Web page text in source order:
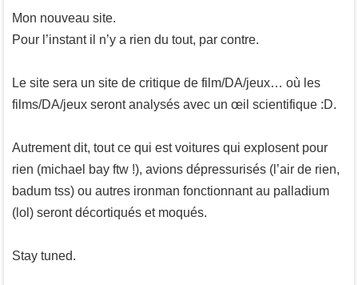
Mon nouveau site.
Pour l’instant il n’y a rien du tout, par contre.
Le site sera un site de critique de film/DA/jeux… où les
films/DA/jeux seront analysés avec un œil scientifique :D.
Autrement dit, tout ce qui est voitures qui explosent pour
rien (michael bay ftw !), avions dépressurisés (l’air de rien,
badum tss) ou autres ironman fonctionnant au palladium
(lol) seront décortiqués et moqués.
Stay tuned.